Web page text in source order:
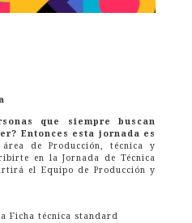
que siempre buscan
Entonces esta jornada es
de Producción, técnica y
en la Jornada de Técnica
el Equipo de Producción y
Ficha técnica standard